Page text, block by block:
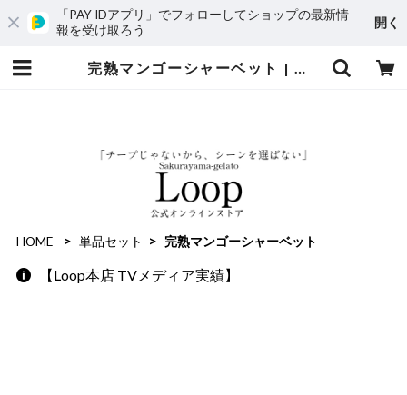
「PAY IDアプリ」でフォローしてショップの最新情
報を受け取ろう
開く
完熟マンゴーシャーベット | 桜山ジェラートLoop
HOME 単品セット 完熟マンゴーシャーベット
【Loop本店 TVメディア実績】